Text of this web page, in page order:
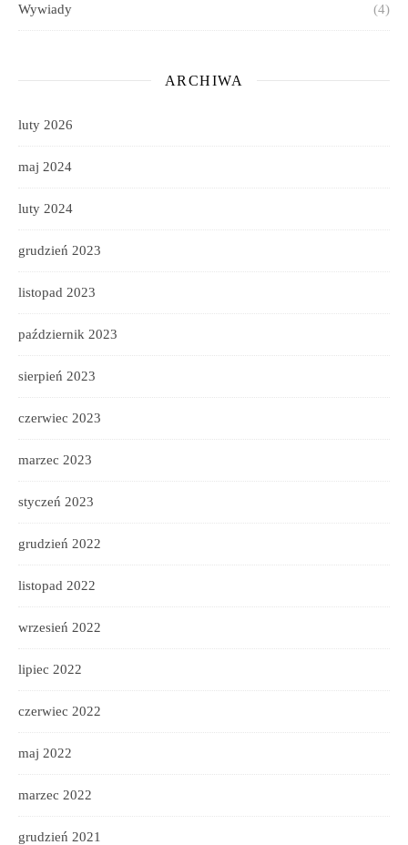
Wywiady (4)
ARCHIWA
luty 2026
maj 2024
luty 2024
grudzień 2023
listopad 2023
październik 2023
sierpień 2023
czerwiec 2023
marzec 2023
styczeń 2023
grudzień 2022
listopad 2022
wrzesień 2022
lipiec 2022
czerwiec 2022
maj 2022
marzec 2022
grudzień 2021